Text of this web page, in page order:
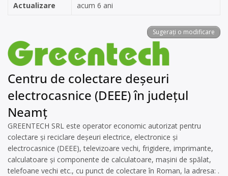
Actualizare
acum 6 ani
Sugerați o modificare
Centru de colectare deșeuri
electrocasnice (DEEE) în județul
Neamț
GREENTECH SRL este operator economic autorizat pentru
colectare și reciclare deșeuri electrice, electronice și
electrocasnice (DEEE), televizoare vechi, frigidere, imprimante,
calculatoare și componente de calculatoare, mașini de spălat,
telefoane vechi etc., cu punct de colectare în Roman, la adresa: .